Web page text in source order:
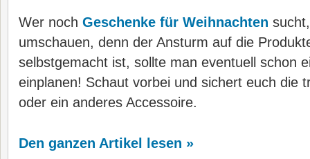
Wer noch Geschenke für Weihnachten
umschauen, denn der Ansturm auf die
selbstgemacht ist, sollte man eventuell schon
einplanen! Schaut vorbei und sichert euch die
oder ein anderes Accessoire.
Den ganzen Artikel lesen »